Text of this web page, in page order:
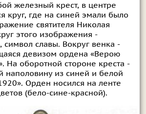
железный крест, в центре
круг, где на синей эмали было
святителя Николая
этого изображения -
символ славы. Вокруг венка -
девизом ордена «Верою
На оборотной стороне креста -
наполовину из синей и белой
Орден носился на ленте
(бело-сине-красной).